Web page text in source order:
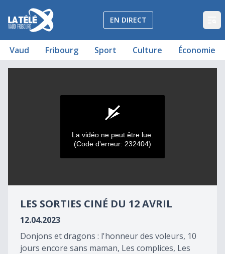
La Télé - Télévision régionale Vaud et Fribourg
EN DIRECT
Vaud Fribourg Sport Culture Économie
seconds
La vidéo ne peut être lue.
(Code d'erreur: 232404)
LES SORTIES CINÉ DU 12 AVRIL
12.04.2023
Donjons et dragons : l'honneur des voleurs, 10
jours encore sans maman, Les complices, Les